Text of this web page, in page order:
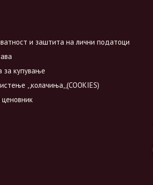
и заштита на лични податоци
за купување
,,колачиња,,(COOKIES)
ценовник